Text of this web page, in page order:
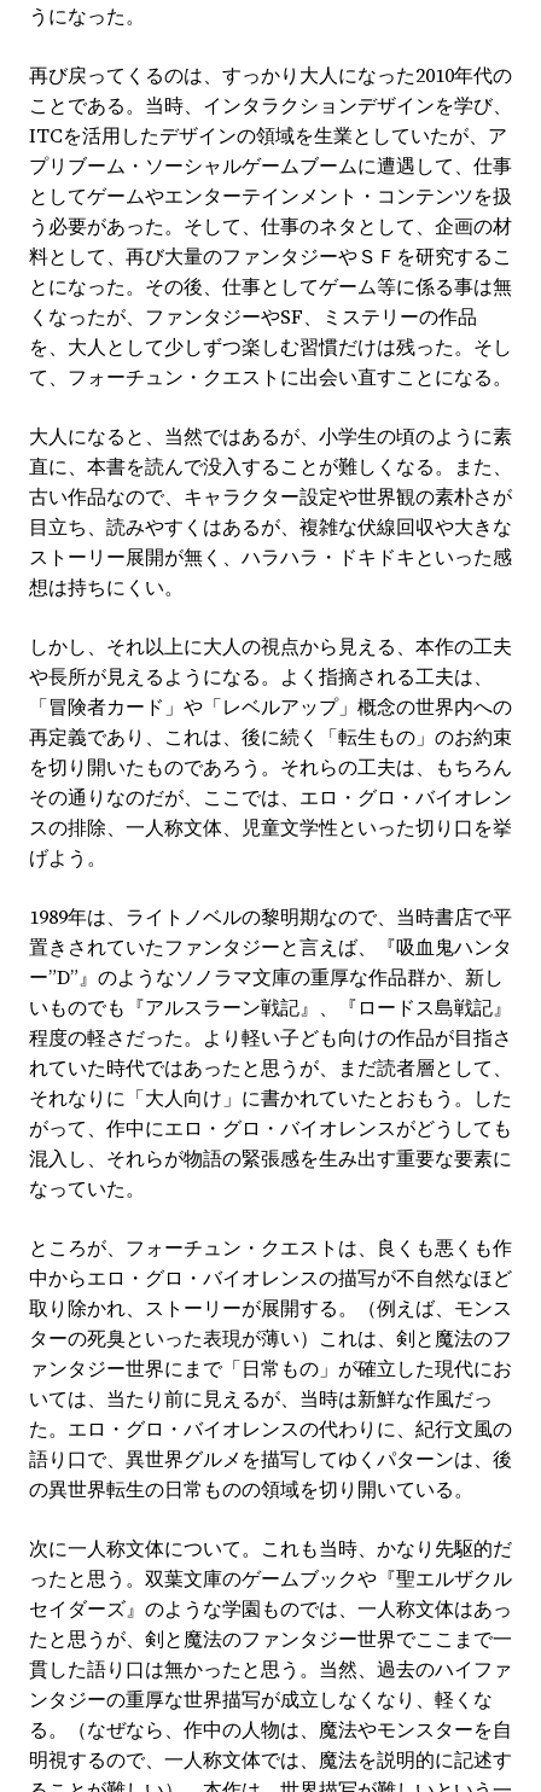
うになった。
再び戻ってくるのは、すっかり大人になった2010年代の
ことである。当時、インタラクションデザインを学び、
ITCを活用したデザインの領域を生業としていたが、ア
プリブーム・ソーシャルゲームブームに遭遇して、仕事
としてゲームやエンターテインメント・コンテンツを扱
う必要があった。そして、仕事のネタとして、企画の材
料として、再び大量のファンタジーやＳＦを研究するこ
とになった。その後、仕事としてゲーム等に係る事は無
くなったが、ファンタジーやSF、ミステリーの作品
を、大人として少しずつ楽しむ習慣だけは残った。そし
て、フォーチュン・クエストに出会い直すことになる。
大人になると、当然ではあるが、小学生の頃のように素
直に、本書を読んで没入することが難しくなる。また、
古い作品なので、キャラクター設定や世界観の素朴さが
目立ち、読みやすくはあるが、複雑な伏線回収や大きな
ストーリー展開が無く、ハラハラ・ドキドキといった感
想は持ちにくい。
しかし、それ以上に大人の視点から見える、本作の工夫
や長所が見えるようになる。よく指摘される工夫は、
「冒険者カード」や「レベルアップ」概念の世界内への
再定義であり、これは、後に続く「転生もの」のお約束
を切り開いたものであろう。それらの工夫は、もちろん
その通りなのだが、ここでは、エロ・グロ・バイオレン
スの排除、一人称文体、児童文学性といった切り口を挙
げよう。
1989年は、ライトノベルの黎明期なので、当時書店で平
置きされていたファンタジーと言えば、『吸血鬼ハンタ
ー”D”』のようなソノラマ文庫の重厚な作品群か、新し
いものでも『アルスラーン戦記』、『ロードス島戦記』
程度の軽さだった。より軽い子ども向けの作品が目指さ
れていた時代ではあったと思うが、まだ読者層として、
それなりに「大人向け」に書かれていたとおもう。した
がって、作中にエロ・グロ・バイオレンスがどうしても
混入し、それらが物語の緊張感を生み出す重要な要素に
なっていた。
ところが、フォーチュン・クエストは、良くも悪くも作
中からエロ・グロ・バイオレンスの描写が不自然なほど
取り除かれ、ストーリーが展開する。（例えば、モンス
ターの死臭といった表現が薄い）これは、剣と魔法のフ
ァンタジー世界にまで「日常もの」が確立した現代にお
いては、当たり前に見えるが、当時は新鮮な作風だっ
た。エロ・グロ・バイオレンスの代わりに、紀行文風の
語り口で、異世界グルメを描写してゆくパターンは、後
の異世界転生の日常ものの領域を切り開いている。
次に一人称文体について。これも当時、かなり先駆的だ
ったと思う。双葉文庫のゲームブックや『聖エルザクル
セイダーズ』のような学園ものでは、一人称文体はあっ
たと思うが、剣と魔法のファンタジー世界でここまで一
貫した語り口は無かったと思う。当然、過去のハイファ
ンタジーの重厚な世界描写が成立しなくなり、軽くな
る。（なぜなら、作中の人物は、魔法やモンスターを自
明視するので、一人称文体では、魔法を説明的に記述す